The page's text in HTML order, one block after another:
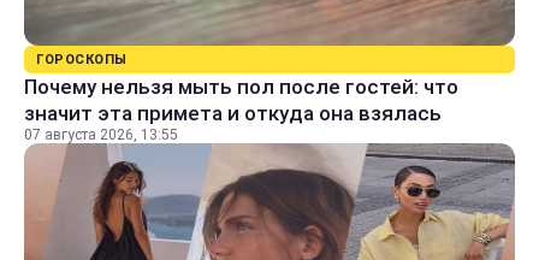
ГОРОСКОПЫ
Почему нельзя мыть пол после гостей: что
значит эта примета и откуда она взялась
07 августа 2026, 13:55